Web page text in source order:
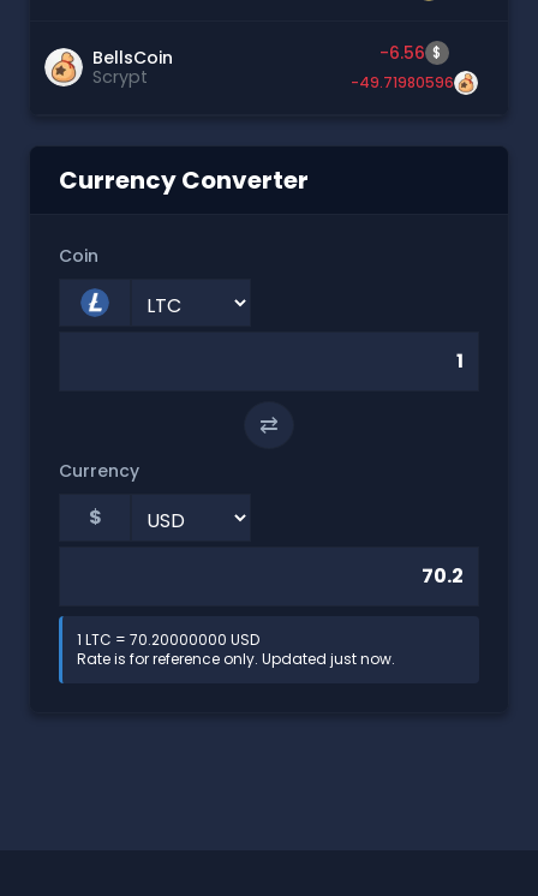
BellsCoin
Scrypt
-6.56 $
-49.71980596
Currency Converter
Coin
⇄
Currency
$
1 LTC = 70.20000000 USD
Rate is for reference only. Updated just now.